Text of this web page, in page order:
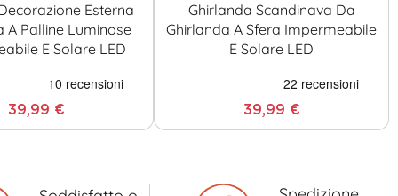
Esterna
A Palline Luminose
E Solare LED
39,99 €
Ghirlanda Scandinava Da
Ghirlanda A Sfera Impermeabile
E Solare LED
39,99 €